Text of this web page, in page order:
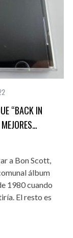
“BACK IN
a Bon Scott,
álbum
1980 cuando
El resto es